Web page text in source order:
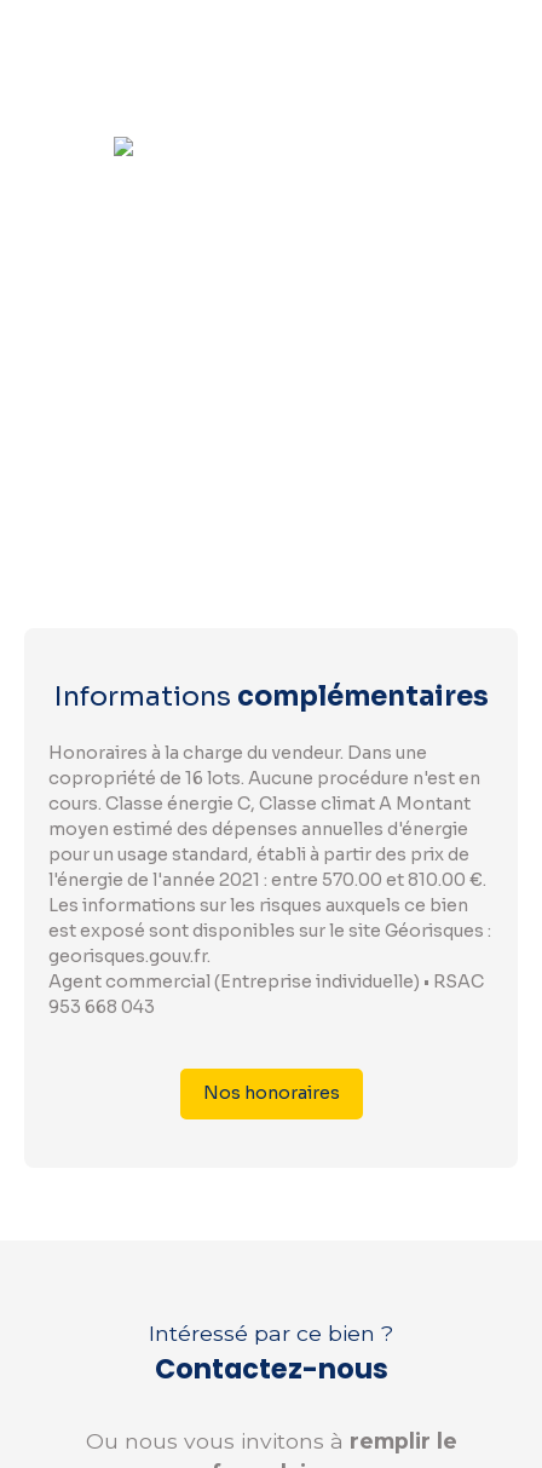
Informations complémentaires
Honoraires à la charge du vendeur. Dans une
copropriété de 16 lots. Aucune procédure n'est en
cours. Classe énergie C, Classe climat A Montant
moyen estimé des dépenses annuelles d'énergie
pour un usage standard, établi à partir des prix de
l'énergie de l'année 2021 : entre 570.00 et 810.00 €.
Les informations sur les risques auxquels ce bien
est exposé sont disponibles sur le site Géorisques :
georisques.gouv.fr.
Agent commercial (Entreprise individuelle) • RSAC
953 668 043
Nos honoraires
Intéressé par ce bien ?
Contactez-nous
Ou nous vous invitons à remplir le